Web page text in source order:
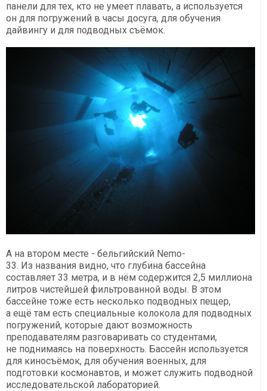
панели для тех, кто не умеет плавать, а используется
он для погружений в часы досуга, для обучения
дайвингу и для подводных съёмок.
А на втором месте - бельгийский Nemo-
33. Из названия видно, что глубина бассейна
составляет 33 метра, и в нём содержится 2,5 миллиона
литров чистейшей фильтрованной воды. В этом
бассейне тоже есть несколько подводных пещер,
а ещё там есть специальные колокола для подводных
погружений, которые дают возможность
преподавателям разговаривать со студентами,
не поднимаясь на поверхность. Бассейн используется
для киносъёмок, для обучения военных, для
подготовки космонавтов, и может служить подводной
исследовательской лабораторией.